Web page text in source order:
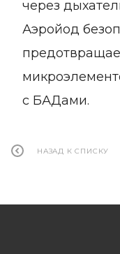
через
Аэройод
с БАДами.
НАЗАД К СПИСКУ